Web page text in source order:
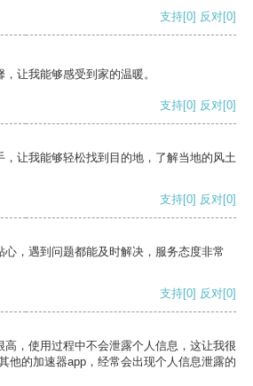
支持[0] 反对[0]
让我能够感受到家的温暖。
支持[0] 反对[0]
，让我能够轻松找到目的地，了解当地的风土
支持[0] 反对[0]
心，遇到问题都能及时解决，服务态度非常
支持[0] 反对[0]
高，使用过程中不会泄露个人信息，这让我很
他的加速器app，经常会出现个人信息泄露的